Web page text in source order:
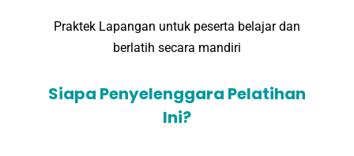
Praktek Lapangan untuk peserta belajar dan
berlatih secara mandiri
Siapa Penyelenggara Pelatihan
Ini?